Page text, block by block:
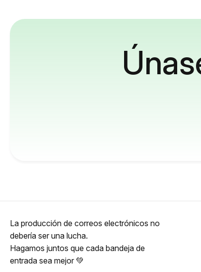
La producción de correos electrónicos no
debería ser una lucha.
Hagamos juntos que cada bandeja de
entrada sea mejor 💚